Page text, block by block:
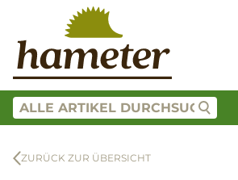
ZURÜCK ZUR ÜBERSICHT